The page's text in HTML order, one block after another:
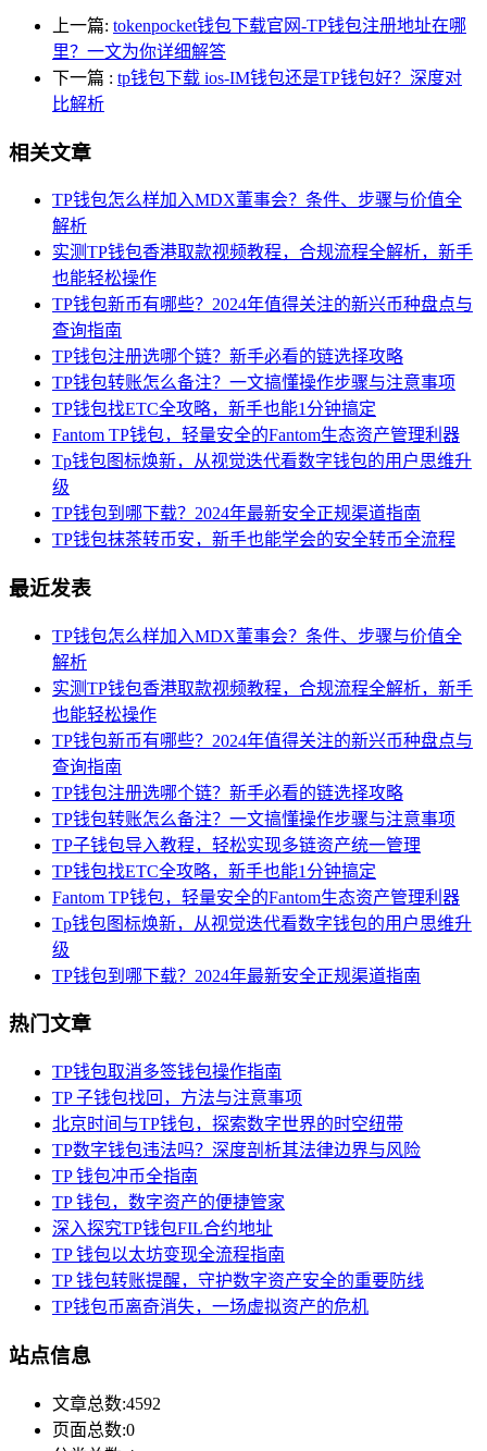
上一篇: tokenpocket钱包下载官网-TP钱包注册地址在哪
里？一文为你详细解答
下一篇 : tp钱包下载 ios-IM钱包还是TP钱包好？深度对
比解析
相关文章
TP钱包怎么样加入MDX董事会？条件、步骤与价值全
解析
实测TP钱包香港取款视频教程，合规流程全解析，新手
也能轻松操作
TP钱包新币有哪些？2024年值得关注的新兴币种盘点与
查询指南
TP钱包注册选哪个链？新手必看的链选择攻略
TP钱包转账怎么备注？一文搞懂操作步骤与注意事项
TP钱包找ETC全攻略，新手也能1分钟搞定
Fantom TP钱包，轻量安全的Fantom生态资产管理利器
Tp钱包图标焕新，从视觉迭代看数字钱包的用户思维升
级
TP钱包到哪下载？2024年最新安全正规渠道指南
TP钱包抹茶转币安，新手也能学会的安全转币全流程
最近发表
TP钱包怎么样加入MDX董事会？条件、步骤与价值全
解析
实测TP钱包香港取款视频教程，合规流程全解析，新手
也能轻松操作
TP钱包新币有哪些？2024年值得关注的新兴币种盘点与
查询指南
TP钱包注册选哪个链？新手必看的链选择攻略
TP钱包转账怎么备注？一文搞懂操作步骤与注意事项
TP子钱包导入教程，轻松实现多链资产统一管理
TP钱包找ETC全攻略，新手也能1分钟搞定
Fantom TP钱包，轻量安全的Fantom生态资产管理利器
Tp钱包图标焕新，从视觉迭代看数字钱包的用户思维升
级
TP钱包到哪下载？2024年最新安全正规渠道指南
热门文章
TP钱包取消多签钱包操作指南
TP 子钱包找回，方法与注意事项
北京时间与TP钱包，探索数字世界的时空纽带
TP数字钱包违法吗？深度剖析其法律边界与风险
TP 钱包冲币全指南
TP 钱包，数字资产的便捷管家
深入探究TP钱包FIL合约地址
TP 钱包以太坊变现全流程指南
TP 钱包转账提醒，守护数字资产安全的重要防线
TP钱包币离奇消失，一场虚拟资产的危机
站点信息
文章总数:4592
页面总数:0